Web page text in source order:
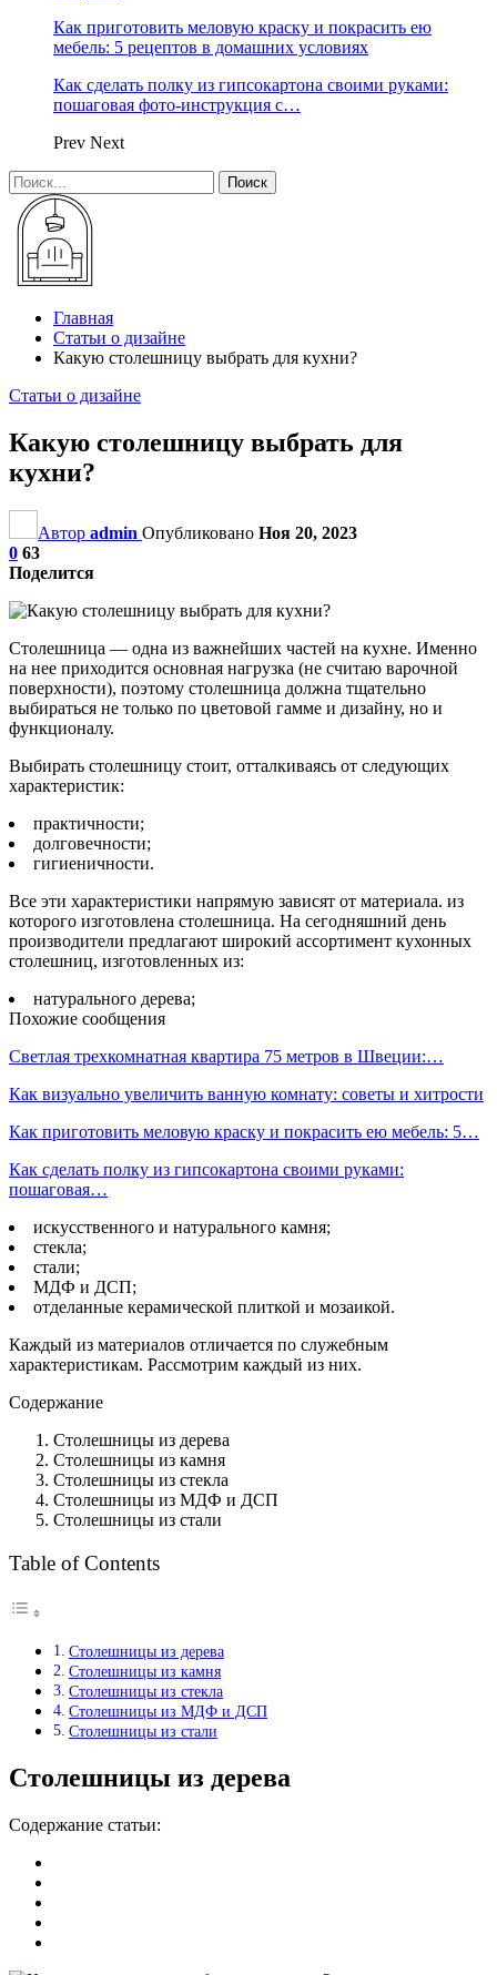
Как приготовить меловую краску и покрасить ею
мебель: 5 рецептов в домашних условиях
Как сделать полку из гипсокартона своими руками:
пошаговая фото-инструкция с…
Prev Next
Главная
Статьи о дизайне
Какую столешницу выбрать для кухни?
Статьи о дизайне
Какую столешницу выбрать для
кухни?
Автор admin Опубликовано Ноя 20, 2023
0 63
Поделится
Столешница — одна из важнейших частей на кухне. Именно
на нее приходится основная нагрузка (не считаю варочной
поверхности), поэтому столешница должна тщательно
выбираться не только по цветовой гамме и дизайну, но и
функционалу.
Выбирать столешницу стоит, отталкиваясь от следующих
характеристик:
практичности;
долговечности;
гигиеничности.
Все эти характеристики напрямую зависят от материала. из
которого изготовлена столешница. На сегодняшний день
производители предлагают широкий ассортимент кухонных
столешниц, изготовленных из:
натурального дерева;
Похожие сообщения
Светлая трехкомнатная квартира 75 метров в Швеции:…
Как визуально увеличить ванную комнату: советы и хитрости
Как приготовить меловую краску и покрасить ею мебель: 5…
Как сделать полку из гипсокартона своими руками:
пошаговая…
искусственного и натурального камня;
стекла;
стали;
МДФ и ДСП;
отделанные керамической плиткой и мозаикой.
Каждый из материалов отличается по служебным
характеристикам. Рассмотрим каждый из них.
Содержание
Столешницы из дерева
Столешницы из камня
Столешницы из стекла
Столешницы из МДФ и ДСП
Столешницы из стали
Table of Contents
Столешницы из дерева
Столешницы из камня
Столешницы из стекла
Столешницы из МДФ и ДСП
Столешницы из стали
Столешницы из дерева
Содержание статьи: